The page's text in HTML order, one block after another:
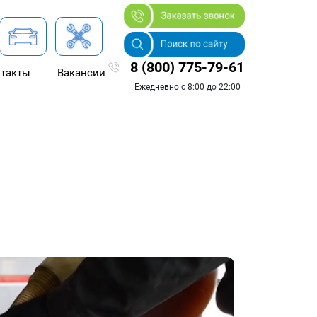
Вакансии 8 (800) 775-79-61
Ежедневно с 8:00 до 22:00